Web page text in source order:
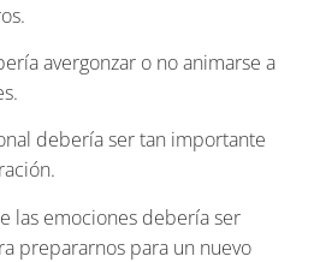
avergonzar o no animarse a
debería ser tan importante
las emociones debería ser
prepararnos para un nuevo